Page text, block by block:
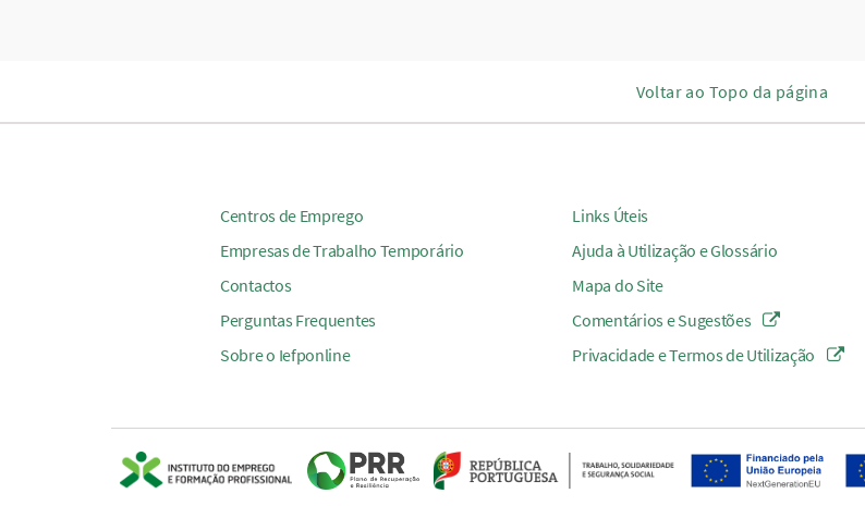
Voltar ao Topo da página
Centros de Emprego
Empresas de Trabalho Temporário
Contactos
Perguntas Frequentes
Sobre o Iefponline
Links Úteis
Ajuda à Utilização e Glossário
Mapa do Site
Comentários e Sugestões
Privacidade e Termos de Utilização